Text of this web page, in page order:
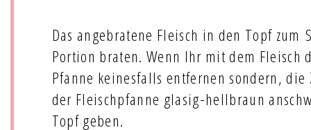
Das angebratene Fleisch in den Topf zum
Portion braten. Wenn Ihr mit dem Fleisch
Pfanne keinesfalls entfernen sondern,
der Fleischpfanne glasig-hellbraun
Topf geben.